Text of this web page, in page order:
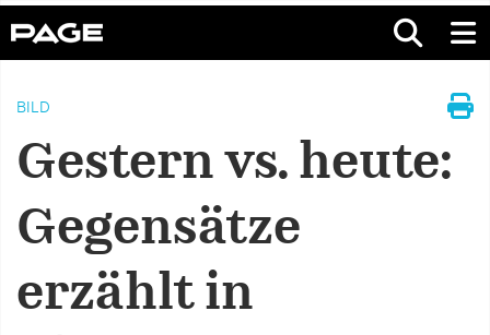
BILD
Gestern vs. heute:
Gegensätze
erzählt in